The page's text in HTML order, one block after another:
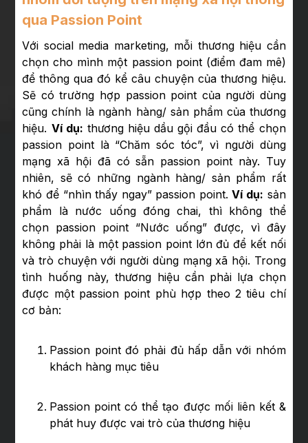
qua Passion Point
Với social media marketing, mỗi thương hiệu cần
chọn cho mình một passion point (điểm đam mê)
để thông qua đó kể câu chuyện của thương hiệu.
Sẽ có trường hợp passion point của người dùng
cũng chính là ngành hàng/ sản phẩm của thương
hiệu. Ví dụ: thương hiệu dầu gội đầu có thể chọn
passion point là “Chăm sóc tóc”, vì người dùng
mạng xã hội đã có sẵn passion point này. Tuy
nhiên, sẽ có những ngành hàng/ sản phẩm rất
khó để “nhìn thấy ngay” passion point.Ví dụ: sản
phẩm là nước uống đóng chai, thì không thể
chọn passion point “Nước uống” được, vì đây
không phải là một passion point lớn đủ để kết nối
và trò chuyện với người dùng mạng xã hội. Trong
tình huống này, thương hiệu cần phải lựa chọn
được một passion point phù hợp theo 2 tiêu chí
cơ bản:
Passion point đó phải đủ hấp dẫn với nhóm
khách hàng mục tiêu
Passion point có thể tạo được mối liên kết &
phát huy được vai trò của thương hiệu